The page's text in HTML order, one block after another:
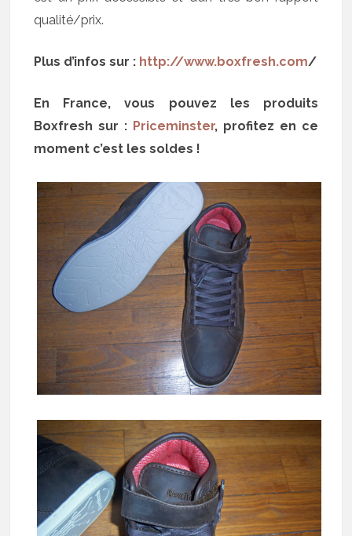
qualité/prix.
Plus d’infos sur : http://www.boxfresh.com/
En France, vous pouvez les produits
Boxfresh sur : Priceminster, profitez en ce
moment c’est les soldes !